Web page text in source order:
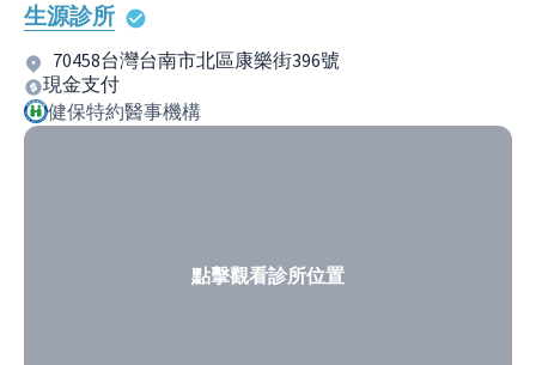
生源診所
70458台灣台南市北區康樂街396號
現金支付
健保特約醫事機構
點擊觀看診所位置